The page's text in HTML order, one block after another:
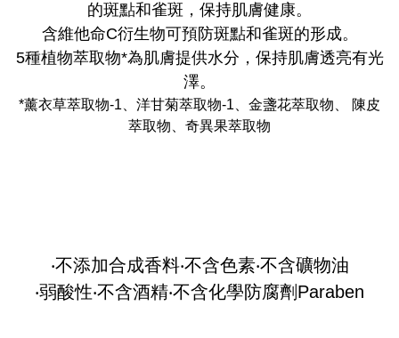
的斑點和雀斑，保持肌膚健康。
含維他命C衍生物可預防斑點和雀斑的形成。
5種植物萃取物*為肌膚提供水分，保持肌膚透亮有光
澤。
*薰衣草萃取物-1、洋甘菊萃取物-1、金盞花萃取物、 陳皮
萃取物、奇異果萃取物
‧不添加合成香料‧不含色素‧不含礦物油
‧弱酸性‧不含酒精‧不含化學防腐劑Paraben